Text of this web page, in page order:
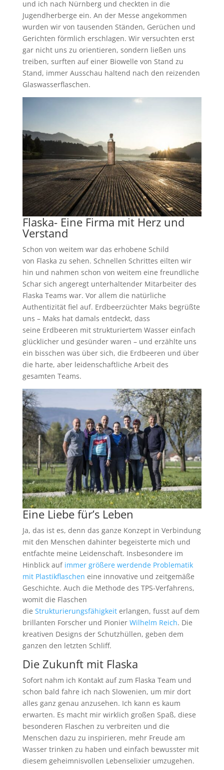
und ich nach Nürnberg und checkten in die
Jugendherberge ein. An der Messe angekommen
wurden wir von tausenden Ständen, Gerüchen und
Gerichten förmlich erschlagen. Wir versuchten erst
gar nicht uns zu orientieren, sondern ließen uns
treiben, surften auf einer Biowelle von Stand zu
Stand, immer Ausschau haltend nach den reizenden
Glaswasserflaschen.
Flaska- Eine Firma mit Herz und
Verstand
Schon von weitem war das erhobene Schild
von Flaska zu sehen. Schnellen Schrittes eilten wir
hin und nahmen schon von weitem eine freundliche
Schar sich angeregt unterhaltender Mitarbeiter des
Flaska Teams war. Vor allem die natürliche
Authentizität fiel auf. Erdbeerzüchter Maks begrüßte
uns – Maks hat damals entdeckt, dass
seine Erdbeeren mit strukturiertem Wasser einfach
glücklicher und gesünder waren – und erzählte uns
ein bisschen was über sich, die Erdbeeren und über
die harte, aber leidenschaftliche Arbeit des
gesamten Teams.
Eine Liebe für’s Leben
Ja, das ist es, denn das ganze Konzept in Verbindung
mit den Menschen dahinter begeisterte mich und
entfachte meine Leidenschaft. Insbesondere im
Hinblick auf immer größere werdende Problematik
mit Plastikflaschen eine innovative und zeitgemäße
Geschichte. Auch die Methode des TPS-Verfahrens,
womit die Flaschen
die Strukturierungsfähigkeiterlangen, fusst auf dem
brillanten Forscher und Pionier Wilhelm Reich. Die
kreativen Designs der Schutzhüllen, geben dem
ganzen den letzten Schliff.
Die Zukunft mit Flaska
Sofort nahm ich Kontakt auf zum Flaska Team und
schon bald fahre ich nach Slowenien, um mir dort
alles ganz genau anzusehen. Ich kann es kaum
erwarten. Es macht mir wirklich großen Spaß, diese
besonderen Flaschen zu verbreiten und die
Menschen dazu zu inspirieren, mehr Freude am
Wasser trinken zu haben und einfach bewusster mit
diesem geheimnisvollen Lebenselixier umzugehen.